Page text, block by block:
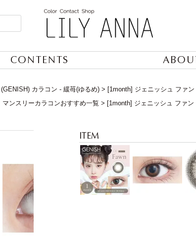
CONTENTS
カラコン - 緩苺(ゆるめ)
[1month] ジェニッシュ ファン
マンスリーカラコンおすすめ一覧
[1month] ジェニッシュ ファン